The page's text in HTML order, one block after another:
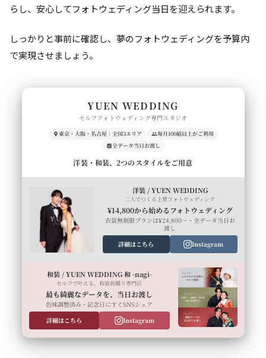
らし、安心してフォトウェディング当日を迎えられます。
しっかりと事前に確認し、夢のフォトウェディングを予算内
で実現させましょう。
YUEN WEDDING
セルフフォトウェディング専門スタジオ
東京・大阪・名古屋｜全国3エリア
毎月100組以上がご利用
全データ当日お渡し
洋装・和装、2つのスタイルをご用意
洋装 / YUEN WEDDING
二人でつくる上質フォトウェディング
¥14,800から始めるフォトウェディング
衣装無制限プランは¥24,800〜・全データ当日お
渡し
詳細はこちら
Instagram
和装 / YUEN WEDDING 和 -nagi-
セルフで叶える、和装前撮り専門店
最も綺麗なデータを、当日お渡し
色味調整済み・記念日にすぐSNSシェア
詳細はこちら
Instagram